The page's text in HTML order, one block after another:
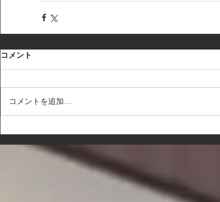
コメント
コメントを追加…